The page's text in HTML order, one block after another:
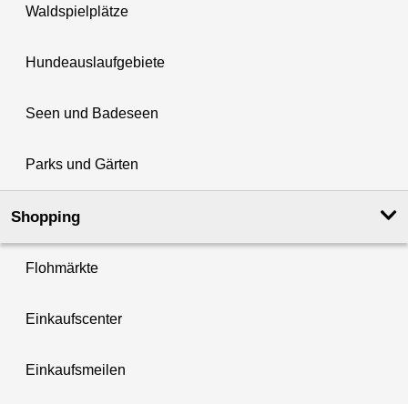
Waldspielplätze
Hundeauslaufgebiete
Seen und Badeseen
Parks und Gärten
Shopping
Flohmärkte
Einkaufscenter
Einkaufsmeilen